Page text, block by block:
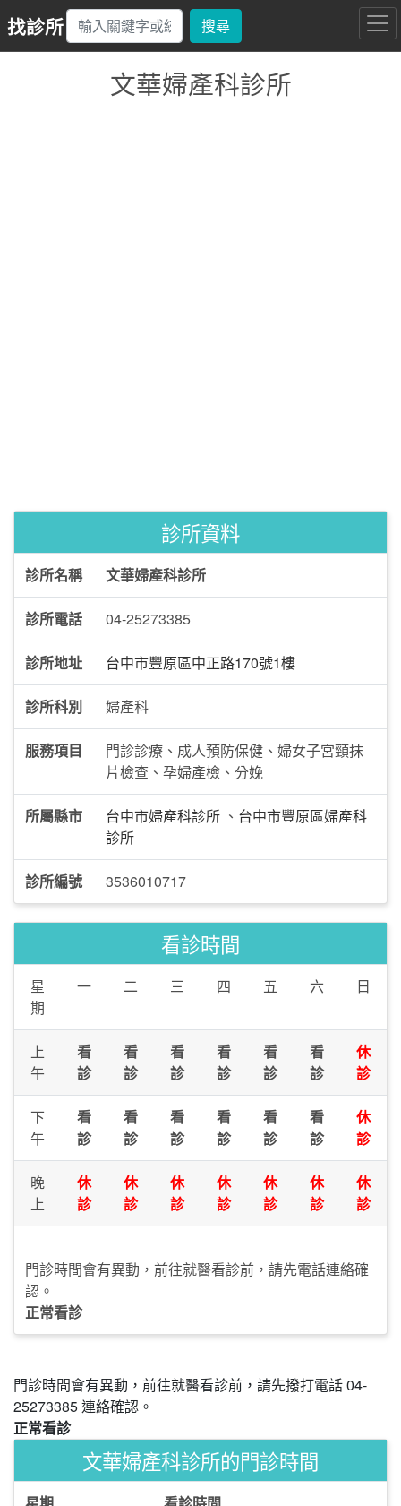
找診所 搜尋
文華婦產科診所
診所資料
診所名稱 文華婦產科診所
診所電話 04-25273385
診所地址 台中市豐原區中正路170號1樓
診所科別 婦產科
服務項目
門診診療、成人預防保健、婦女子宮頸抹
片檢查、孕婦產檢、分娩
所屬縣市 台中市婦產科診所 、 台中市豐原區婦產科
診所
診所編號 3536010717
看診時間
星
期
一 二 三 四 五 六 日
上
午
看
診
看
診
看
診
看
診
看
診
看
診
休
診
下
午
看
診
看
診
看
診
看
診
看
診
看
診
休
診
晚
上
休
診
休
診
休
診
休
診
休
診
休
診
休
診
門診時間會有異動，前往就醫看診前，請先電話連絡確
認。
正常看診
門診時間會有異動，前往就醫看診前，請先撥打電話 04-
25273385 連絡確認。
正常看診
文華婦產科診所的門診時間